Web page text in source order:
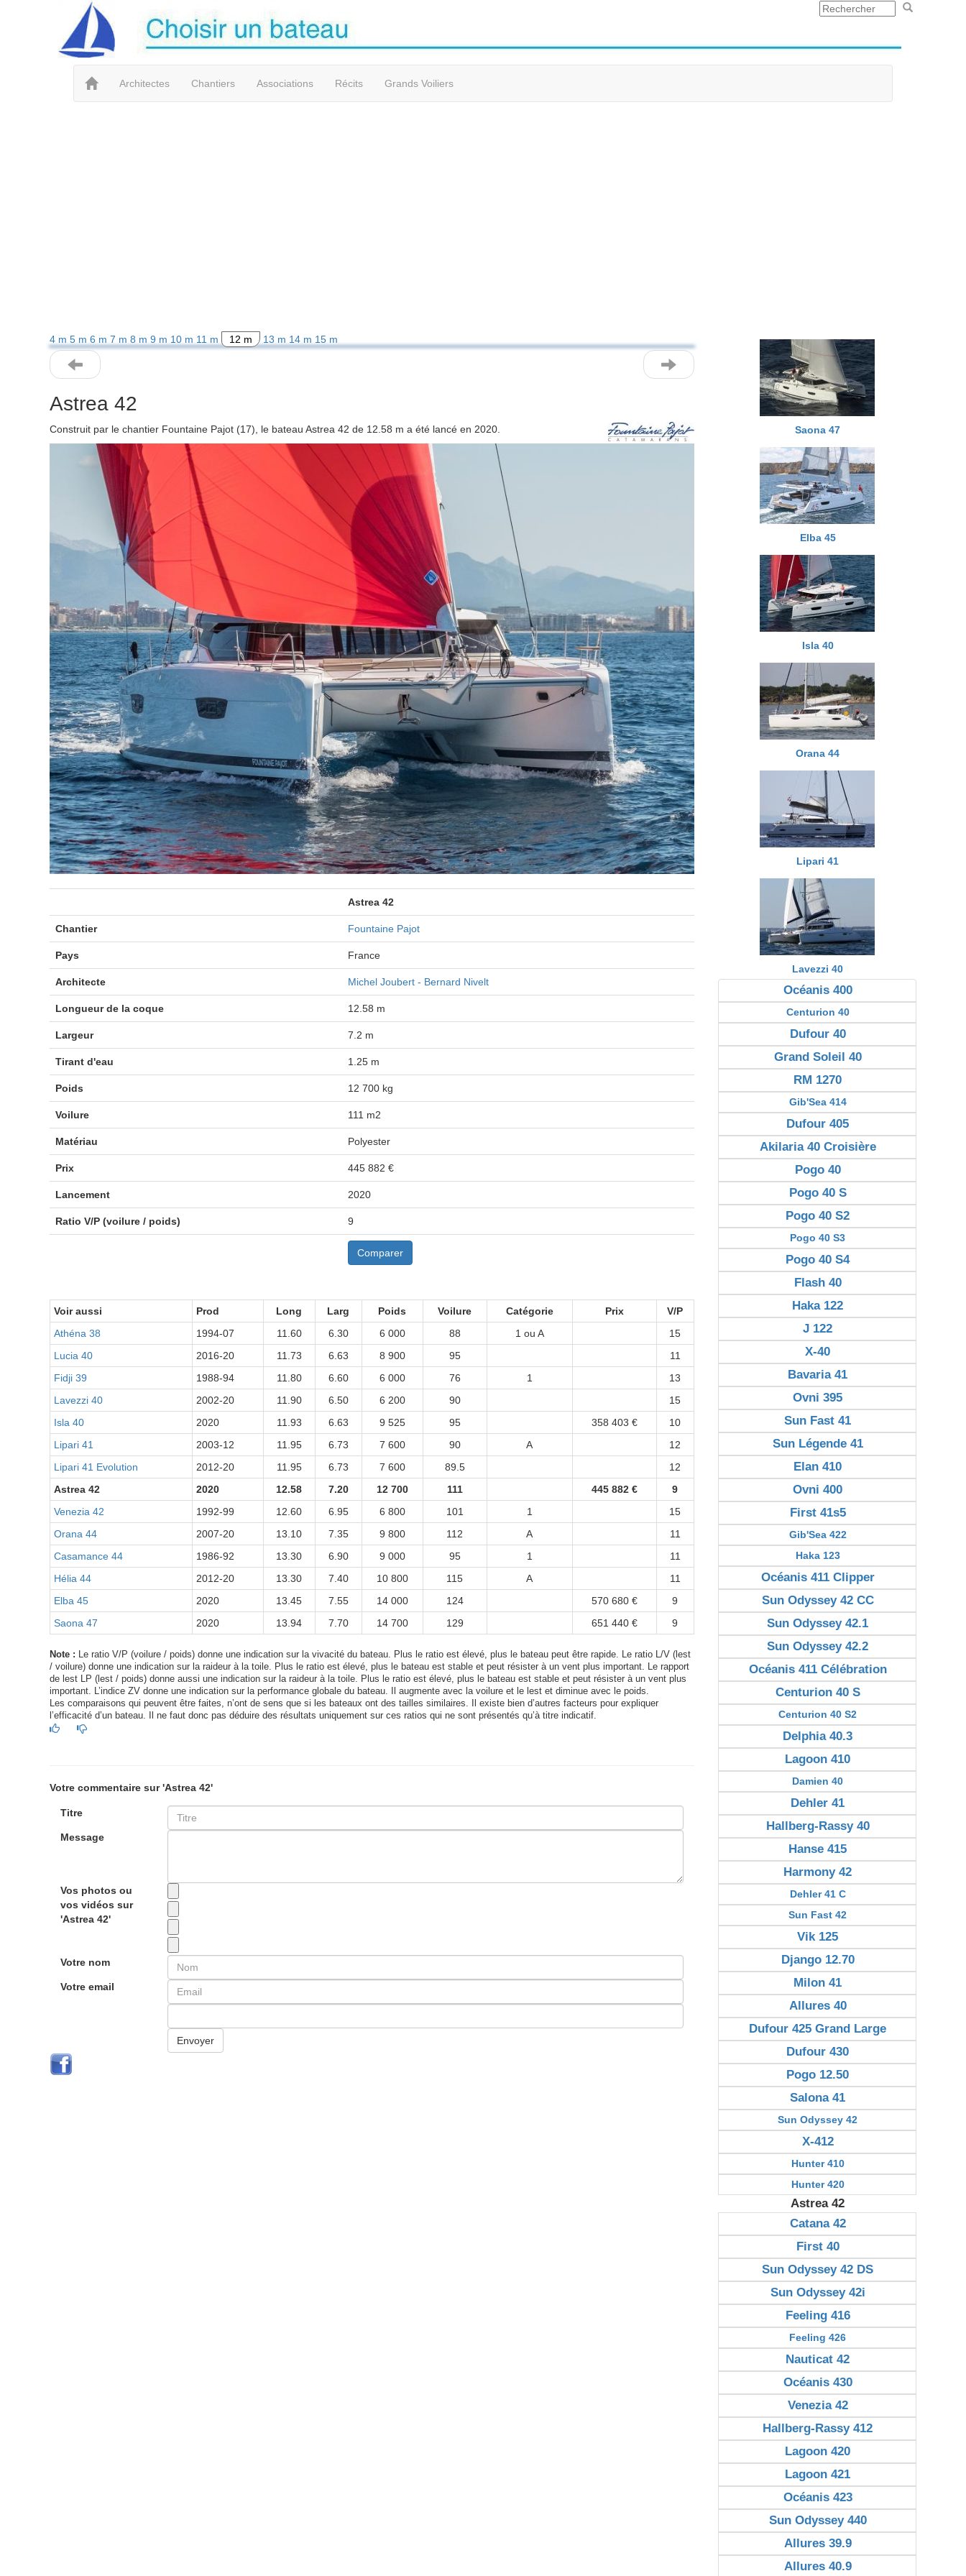
Architectes Chantiers Associations Récits Grands Voiliers
4 m 5 m 6 m 7 m 8 m 9 m 10 m 11 m 12 m 13 m 14 m 15 m
Astrea 42
Construit par le chantier Fountaine Pajot (17), le bateau Astrea 42 de 12.58 m a été lancé en 2020.
Astrea 42
Chantier Fountaine Pajot
Pays France
Architecte Michel Joubert - Bernard Nivelt
Longueur de la coque 12.58 m
Largeur 7.2 m
Tirant d'eau 1.25 m
Poids 12 700 kg
Voilure 111 m2
Matériau Polyester
Prix 445 882 €
Lancement 2020
Ratio V/P (voilure / poids) 9
Comparer
Voir aussi Prod Long Larg Poids Voilure Catégorie Prix
V/P
Athéna 38
1994-07 11.60 6.30 6 000 88 1 ou A
15
Lucia 40
2016-20 11.73 6.63 8 900 95
11
Fidji 39
1988-94 11.80 6.60 6 000 76 1
13
Lavezzi 40
2002-20 11.90 6.50 6 200 90
15
Isla 40
2020 11.93 6.63 9 525 95 358 403 €
10
Lipari 41
2003-12 11.95 6.73 7 600 90 A
12
Lipari 41 Evolution
2012-20 11.95 6.73 7 600 89.5
12
Astrea 42
2020 12.58 7.20 12 700 111 445 882 €
9
Venezia 42
1992-99 12.60 6.95 6 800 101 1
15
Orana 44
2007-20 13.10 7.35 9 800 112 A
11
Casamance 44
1986-92 13.30 6.90 9 000 95 1
11
Hélia 44
2012-20 13.30 7.40 10 800 115 A
11
Elba 45
2020 13.45 7.55 14 000 124 570 680 €
9
Saona 47
2020 13.94 7.70 14 700 129 651 440 € 9
Note : Le ratio V/P (voilure / poids) donne une indication sur la vivacité du bateau. Plus le ratio est élevé, plus le bateau peut être rapide. Le ratio L/V (lest
/ voilure) donne une indication sur la raideur à la toile. Plus le ratio est élevé, plus le bateau est stable et peut résister à un vent plus important. Le rapport
de lest LP (lest / poids) donne aussi une indication sur la raideur à la toile. Plus le ratio est élevé, plus le bateau est stable et peut résister à un vent plus
important. L’indice ZV donne une indication sur la performance globale du bateau. Il augmente avec la voilure et le lest et diminue avec le poids.
Les comparaisons qui peuvent être faites, n’ont de sens que si les bateaux ont des tailles similaires. Il existe bien d’autres facteurs pour expliquer
l’efficacité d’un bateau. Il ne faut donc pas déduire des résultats uniquement sur ces ratios qui ne sont présentés qu’à titre indicatif.
Votre commentaire sur 'Astrea 42'
Titre
Message
Vos photos ou
vos vidéos sur
'Astrea 42'
Votre nom
Votre email
Envoyer
Saona 47
Elba 45
Isla 40
Orana 44
Lipari 41
Lavezzi 40
Océanis 400
Centurion 40
Dufour 40
Grand Soleil 40
RM 1270
Gib'Sea 414
Dufour 405
Akilaria 40 Croisière
Pogo 40
Pogo 40 S
Pogo 40 S2
Pogo 40 S3
Pogo 40 S4
Flash 40
Haka 122
J 122
X-40
Bavaria 41
Ovni 395
Sun Fast 41
Sun Légende 41
Elan 410
Ovni 400
First 41s5
Gib'Sea 422
Haka 123
Océanis 411 Clipper
Sun Odyssey 42 CC
Sun Odyssey 42.1
Sun Odyssey 42.2
Océanis 411 Célébration
Centurion 40 S
Centurion 40 S2
Delphia 40.3
Lagoon 410
Damien 40
Dehler 41
Hallberg-Rassy 40
Hanse 415
Harmony 42
Dehler 41 C
Sun Fast 42
Vik 125
Django 12.70
Milon 41
Allures 40
Dufour 425 Grand Large
Dufour 430
Pogo 12.50
Salona 41
Sun Odyssey 42
X-412
Hunter 410
Hunter 420
Astrea 42
Catana 42
First 40
Sun Odyssey 42 DS
Sun Odyssey 42i
Feeling 416
Feeling 426
Nauticat 42
Océanis 430
Venezia 42
Hallberg-Rassy 412
Lagoon 420
Lagoon 421
Océanis 423
Sun Odyssey 440
Allures 39.9
Allures 40.9